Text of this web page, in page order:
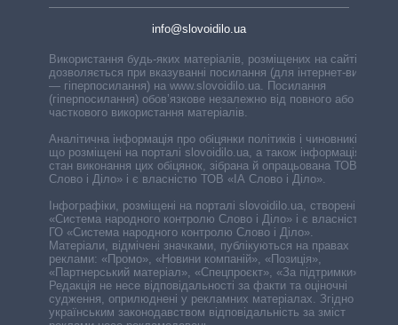
info@slovoidilo.ua
Використання будь-яких матеріалів, розміщених на сайті,
дозволяється при вказуванні посилання (для інтернет-видань
— гіперпосилання) на www.slovoidilo.ua. Посилання
(гіперпосилання) обов’язкове незалежно від повного або
часткового використання матеріалів.
Аналітична інформація про обіцянки політиків і чиновників,
що розміщені на порталі slovoidilo.ua, а також інформація про
стан виконання цих обіцянок, зібрана й опрацьована ТОВ «ІА
Слово і Діло» і є власністю ТОВ «ІА Слово і Діло».
Інфографіки, розміщені на порталі slovoidilo.ua, створені ГО
«Система народного контролю Слово і Діло» і є власністю
ГО «Система народного контролю Слово і Діло».
Матеріали, відмічені значками, публікуються на правах
реклами: «Промо», «Новини компаній», «Позиція»,
«Партнерський матеріал», «Спецпроєкт», «За підтримки».
Редакція не несе відповідальності за факти та оціночні
судження, оприлюднені у рекламних матеріалах. Згідно з
українським законодавством відповідальність за зміст